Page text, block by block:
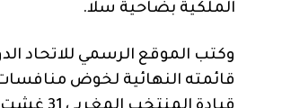
الملكية بضاحية سلا.
وكتب الموقع الرسمي للاتحاد